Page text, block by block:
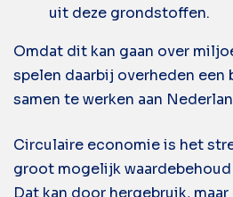
uit deze grondstoffen.
Omdat dit kan gaan over
spelen daarbij overheden een
samen te werken aan
Circulaire economie is het
groot mogelijk
Dat kan door hergebruik,